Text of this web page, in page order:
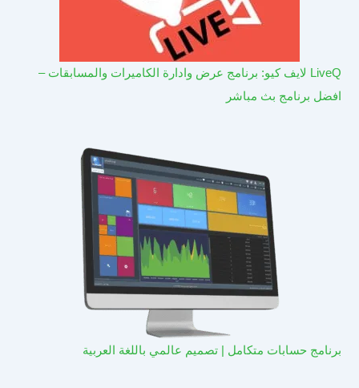
LiveQ لايف كيو: برنامج عرض وادارة الكاميرات والمسابقات –
افضل برنامج بث مباشر
برنامج حسابات متكامل | تصميم عالمي باللغة العربية